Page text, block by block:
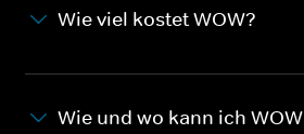
Wie viel kostet WOW?
Wie und wo kann ich